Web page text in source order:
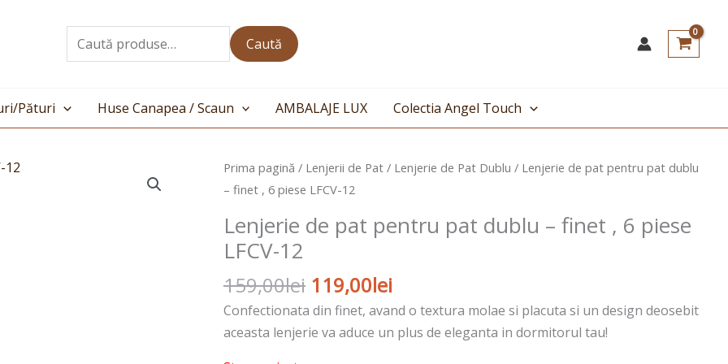
după:
Caută
Pături Huse Canapea / Scaun AMBALAJE LUX Colectia Angel Touch
Prima pagină / Lenjerii de Pat/ Lenjerie de Pat Dublu / Lenjerie de pat pentru pat dublu
– finet , 6 piese LFCV-12
Lenjerie de pat pentru pat dublu – finet , 6 piese
LFCV-12
159,00lei
Prețul
inițial
a
fost:
119,00lei
Prețul
119,00lei.
Confectionata din finet, avand o textura molae si placuta si un design deosebit
aceasta lenjerie va aduce un plus de eleganta in dormitorul tau!